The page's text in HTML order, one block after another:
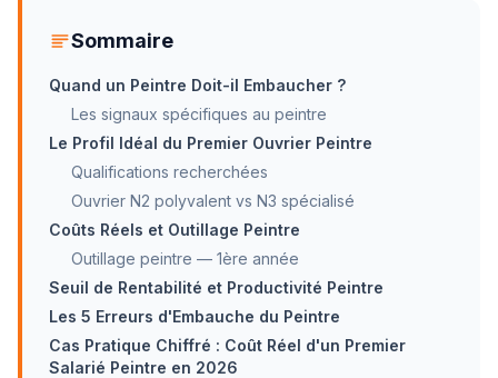
Sommaire
Quand un Peintre Doit-il Embaucher ?
Les signaux spécifiques au peintre
Le Profil Idéal du Premier Ouvrier Peintre
Qualifications recherchées
Ouvrier N2 polyvalent vs N3 spécialisé
Coûts Réels et Outillage Peintre
Outillage peintre — 1ère année
Seuil de Rentabilité et Productivité Peintre
Les 5 Erreurs d'Embauche du Peintre
Cas Pratique Chiffré : Coût Réel d'un Premier
Salarié Peintre en 2026